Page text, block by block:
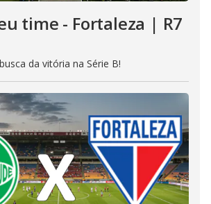
time - Fortaleza | R7
da vitória na Série B!